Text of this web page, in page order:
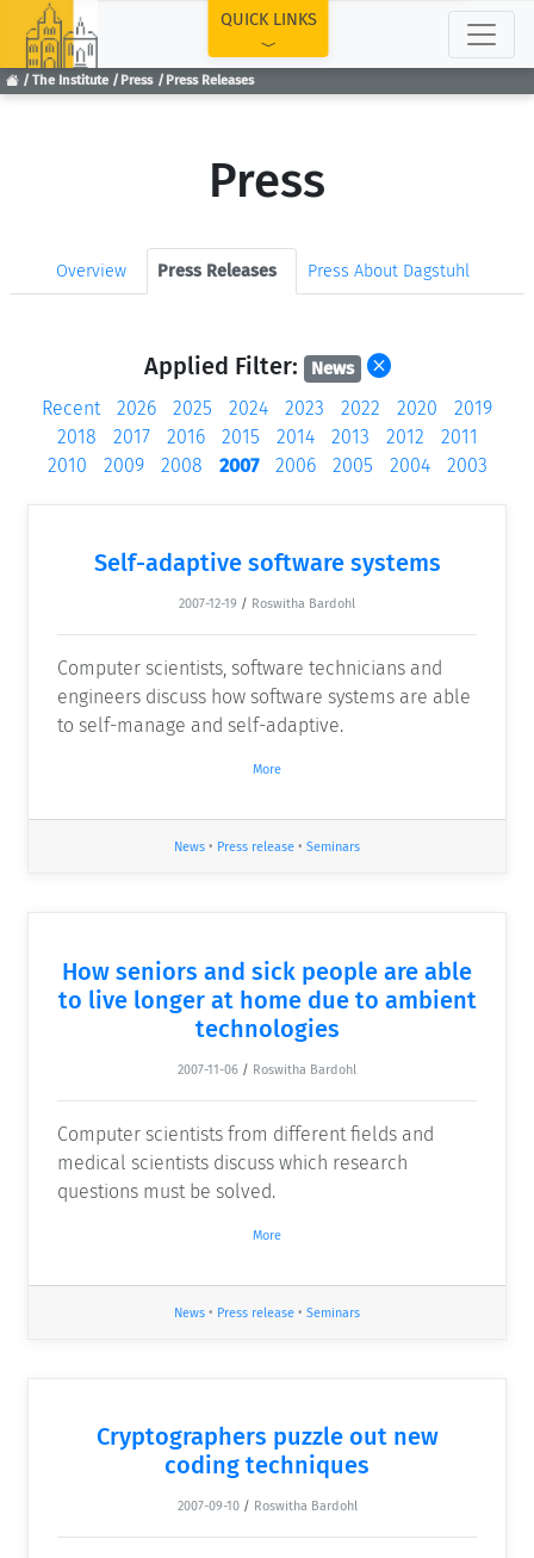
The Institute Press Press Releases
QUICK LINKS
Press
Overview Press Releases Press About Dagstuhl
Applied Filter: News
Recent 2026 2025 2024 2023 2022 2020
2019
2018
2017 2016 2015 2014 2013 2012
2011
2010
2009 2008 2007 2006 2005 2004 2003
Self-adaptive software systems
2007-12-19 / Roswitha Bardohl
Computer scientists, software technicians and
engineers discuss how software systems are able
to self-manage and self-adaptive.
More
News • Press release • Seminars
How seniors and sick people are able
to live longer at home due to ambient
technologies
2007-11-06 / Roswitha Bardohl
Computer scientists from different fields and
medical scientists discuss which research
questions must be solved.
More
News • Press release • Seminars
Cryptographers puzzle out new
coding techniques
2007-09-10 / Roswitha Bardohl